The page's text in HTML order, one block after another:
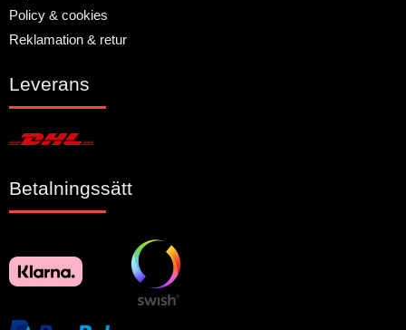
Policy & cookies
Reklamation & retur
Leverans
Betalningssätt